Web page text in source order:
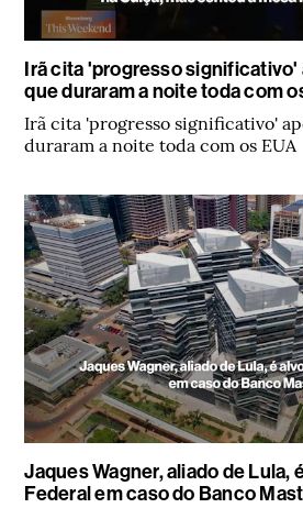
Irã cita 'progresso
que duraram a noite toda com
Irã cita 'progresso significativo'
duraram a noite toda com os EUA
Jaques Wagner, aliado de Lula,
Federal em caso do Banco